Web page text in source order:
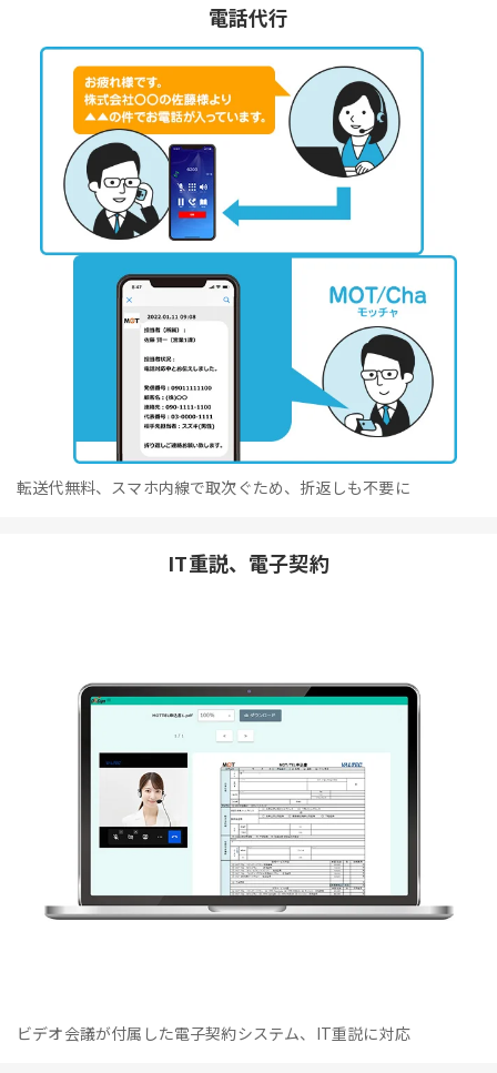
電話代行
転送代無料、スマホ内線で取次ぐため、折返しも不要に
IT重説、電子契約
ビデオ会議が付属した電子契約システム、IT重説に対応